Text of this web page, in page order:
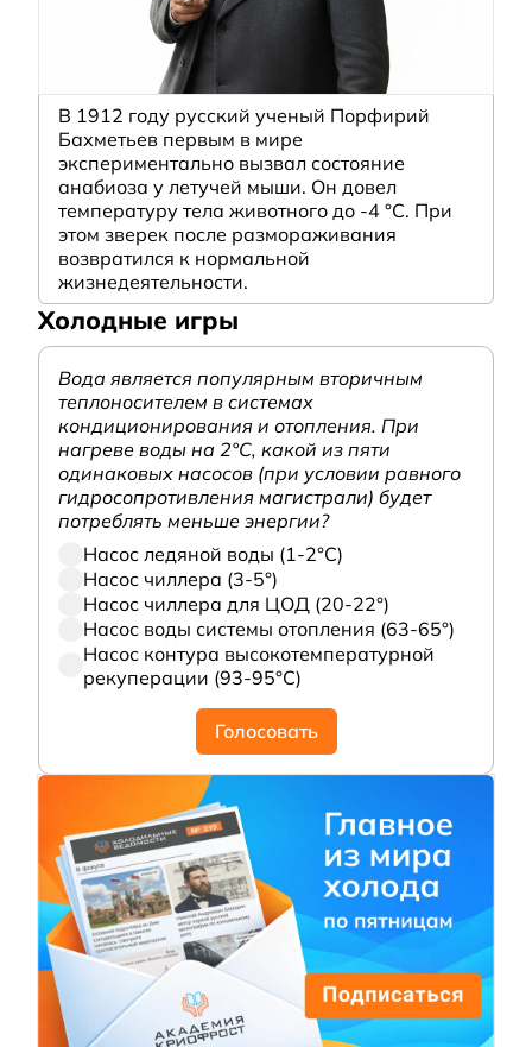
В 1912 году русский ученый Порфирий
Бахметьев первым в мире
экспериментально вызвал состояние
анабиоза у летучей мыши. Он довел
температуру тела животного до -4 °C. При
этом зверек после размораживания
возвратился к нормальной
жизнедеятельности.
Холодные игры
Вода является популярным вторичным
теплоносителем в системах
кондиционирования и отопления. При
нагреве воды на 2°С, какой из пяти
одинаковых насосов (при условии равного
гидросопротивления магистрали) будет
потреблять меньше энергии?
Насос ледяной воды (1-2°С)
Насос чиллера (3-5°)
Насос чиллера для ЦОД (20-22°)
Насос воды системы отопления (63-65°)
Насос контура высокотемпературной
рекуперации (93-95°С)
Голосовать